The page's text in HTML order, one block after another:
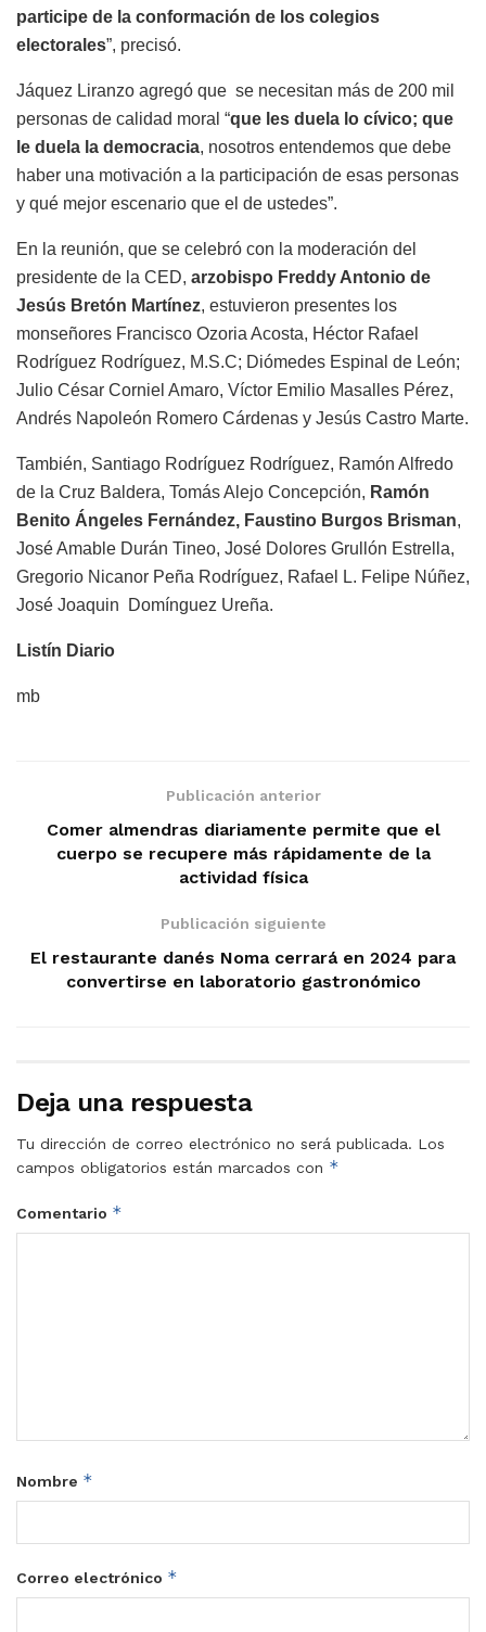
participe de la conformación de los colegios
electorales”, precisó.
Jáquez Liranzo agregó que se necesitan más de 200 mil
personas de calidad moral “que les duela lo cívico; que
le duela la democracia, nosotros entendemos que debe
haber una motivación a la participación de esas personas
y qué mejor escenario que el de ustedes”.
En la reunión, que se celebró con la moderación del
presidente de la CED, arzobispo Freddy Antonio de
Jesús Bretón Martínez, estuvieron presentes los
monseñores Francisco Ozoria Acosta, Héctor Rafael
Rodríguez Rodríguez, M.S.C; Diómedes Espinal de León;
Julio César Corniel Amaro, Víctor Emilio Masalles Pérez,
Andrés Napoleón Romero Cárdenas y Jesús Castro Marte.
También, Santiago Rodríguez Rodríguez, Ramón Alfredo
de la Cruz Baldera, Tomás Alejo Concepción, Ramón
Benito Ángeles Fernández, Faustino Burgos Brisman,
José Amable Durán Tineo, José Dolores Grullón Estrella,
Gregorio Nicanor Peña Rodríguez, Rafael L. Felipe Núñez,
José Joaquin Domínguez Ureña.
Listín Diario
mb
Publicación anterior
Comer almendras diariamente permite que el
cuerpo se recupere más rápidamente de la
actividad física
Publicación siguiente
El restaurante danés Noma cerrará en 2024 para
convertirse en laboratorio gastronómico
Deja una respuesta
Tu dirección de correo electrónico no será publicada. Los
campos obligatorios están marcados con *
Comentario *
Nombre *
Correo electrónico *